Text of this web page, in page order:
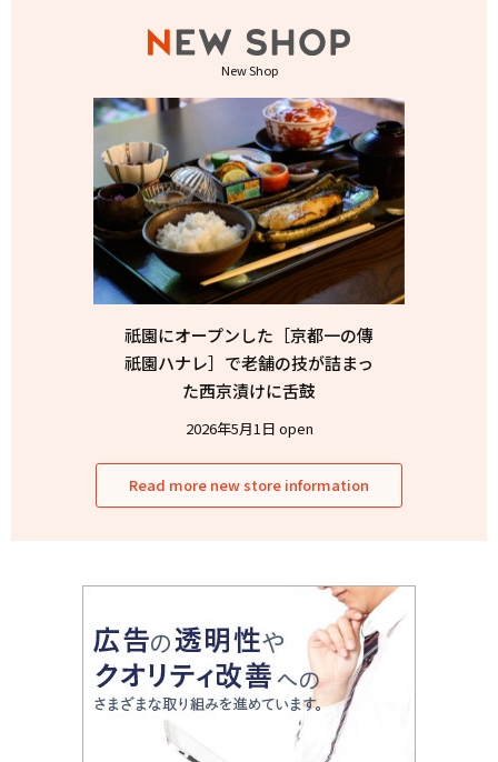
New Shop
祇園にオープンした［京都一の傳
祇園ハナレ］で老舗の技が詰まっ
た西京漬けに舌鼓
2026年5月1日 open
Read more new store information